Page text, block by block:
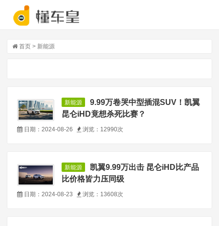
首页 > 新能源
新能源
9.99万卷哭中型插混SUV！凯翼
昆仑iHD竟想杀死比赛？
日期：2024-08-26 浏览：12990次
新能源
凯翼9.99万出击 昆仑iHD比产品
比价格皆力压同级
日期：2024-08-23 浏览：13608次